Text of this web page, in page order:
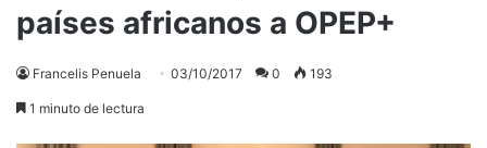
países africanos a OPEP+
Francelis Penuela 03/10/2017 0 193
1 minuto de lectura